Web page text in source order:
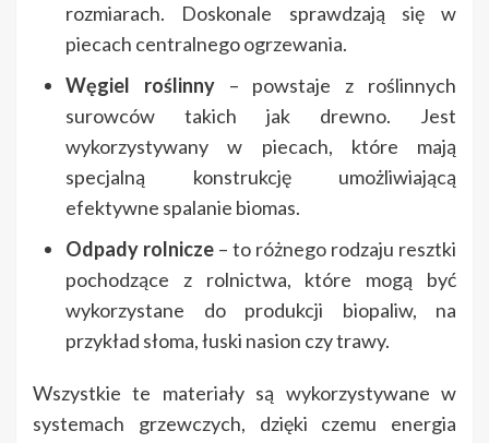
rozmiarach. Doskonale sprawdzają się w
piecach centralnego ogrzewania.
Węgiel roślinny– powstaje z roślinnych
surowców takich jak drewno. Jest
wykorzystywany w piecach, które mają
specjalną konstrukcję umożliwiającą
efektywne spalanie biomas.
Odpady rolnicze – to różnego rodzaju resztki
pochodzące z rolnictwa, które mogą być
wykorzystane do produkcji biopaliw, na
przykład słoma, łuski nasion czy trawy.
Wszystkie te materiały są wykorzystywane w
systemach grzewczych, dzięki czemu energia